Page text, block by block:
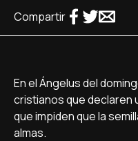
Compartir
En el Ángelus del
cristianos que declaren
que impiden que la
almas.